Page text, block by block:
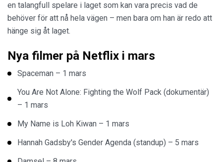
en talangfull spelare i laget som kan vara precis vad de
behöver för att nå hela vägen – men bara om han är redo att
hänge sig åt laget.
Nya filmer på Netflix i mars
Spaceman – 1 mars
You Are Not Alone: Fighting the Wolf Pack (dokumentär)
– 1 mars
My Name is Loh Kiwan – 1 mars
Hannah Gadsby's Gender Agenda (standup) – 5 mars